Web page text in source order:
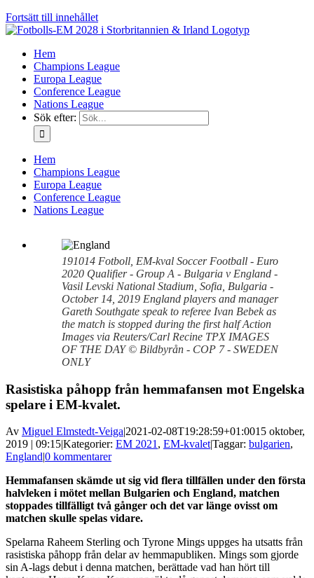
Fortsätt till innehållet
Hem
Champions League
Europa League
Conference League
Nations League
Sök efter:
Hem
Champions League
Europa League
Conference League
Nations League
191014 Fotboll, EM-kval Soccer Football - Euro
2020 Qualifier - Group A - Bulgaria v England -
Vasil Levski National Stadium, Sofia, Bulgaria -
October 14, 2019 England players and manager
Gareth Southgate speak to referee Ivan Bebek as
the match is stopped during the first half Action
Images via Reuters/Carl Recine TPX IMAGES
OF THE DAY © Bildbyrån - COP 7 - SWEDEN
ONLY
Rasistiska påhopp från hemmafansen mot Engelska
spelare i EM-kvalet.
Av Miguel Elmstedt-Veiga|2021-02-08T19:28:59+01:0015 oktober,
2019 | 09:15|Kategorier: EM 2021, EM-kvalet|Taggar: bulgarien,
England|0 kommentarer
Hemmafansen skämde ut sig vid flera tillfällen under den första
halvleken i mötet mellan Bulgarien och England, matchen
stoppades tillfälligt två gånger och det var länge ovisst om
matchen skulle spelas vidare.
Spelarna Raheem Sterling och Tyrone Mings uppges ha utsatts från
rasistiska påhopp från delar av hemmapubliken. Mings som gjorde
sin A-lags debut i denna matchen, berättade vad han hört till